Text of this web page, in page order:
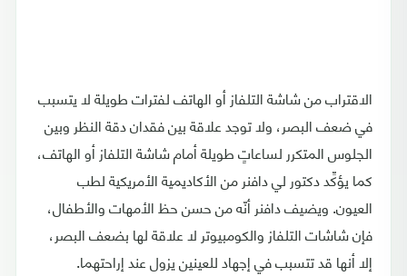
الاقتراب من شاشة التلفاز أو الهاتف لفترات طويلة لا يتسبب
في ضعف البصر، ولا توجد علاقة بين فقدان دقة النظر وبين
الجلوس المتكرر لساعاتٍ طويلة أمام شاشة التلفاز أو الهاتف،
كما يؤكِّد دكتور لي دافنر من الأكاديمية الأمريكية لطب
العيون. ويضيف دافنر أنّه من حسن حظ الأمهات والأطفال،
فإن شاشات التلفاز والكومبيوتر لا علاقة لها بضعف البصر،
إلا أنها قد تتسبب في إجهاد للعينين يزول عند إراحتهما.